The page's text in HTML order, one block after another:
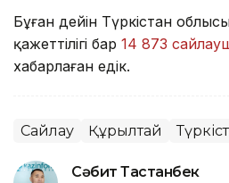
Бұған дейін Түркістан
қажеттілігі бар 14 873
хабарлаған едік.
Сайлау Құрылтай
Сәбит Тастанбек